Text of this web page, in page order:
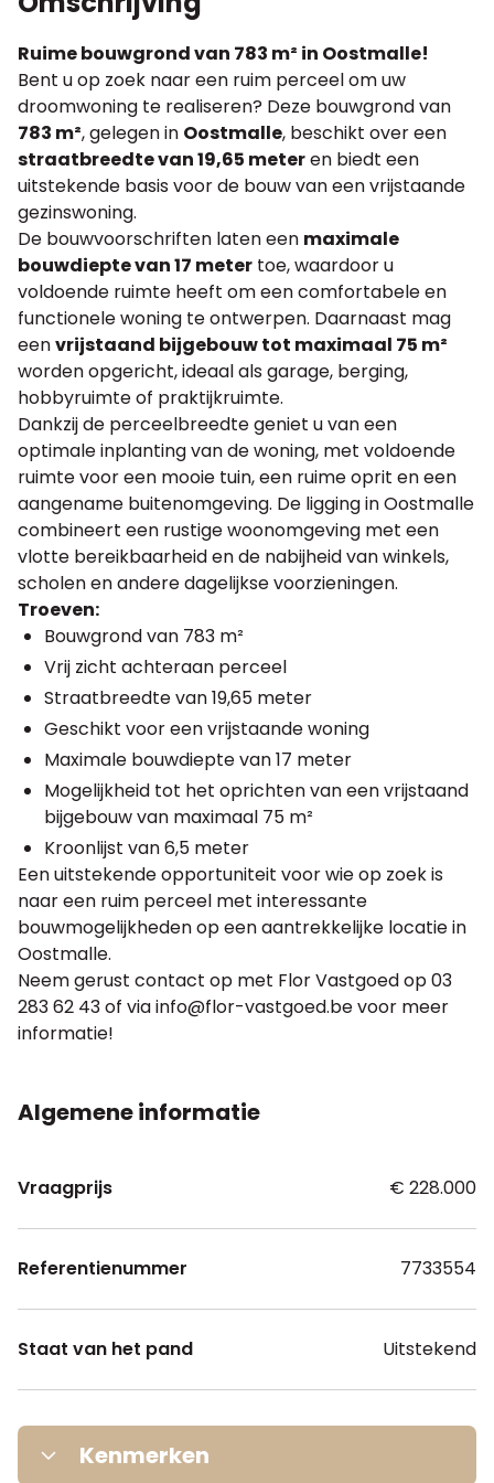
Ruime bouwgrond van 783 m² in Oostmalle!
Bent u op zoek naar een ruim perceel om uw
droomwoning te realiseren? Deze bouwgrond van
783 m², gelegen in Oostmalle, beschikt over een
straatbreedte van 19,65 meteren biedt een
uitstekende basis voor de bouw van een vrijstaande
gezinswoning.
De bouwvoorschriften laten een maximale
bouwdiepte van 17 meter toe, waardoor u
voldoende ruimte heeft om een comfortabele en
functionele woning te ontwerpen. Daarnaast mag
eenvrijstaand bijgebouw tot maximaal 75 m²
worden opgericht, ideaal als garage, berging,
hobbyruimte of praktijkruimte.
Dankzij de perceelbreedte geniet u van een
optimale inplanting van de woning, met voldoende
ruimte voor een mooie tuin, een ruime oprit en een
aangename buitenomgeving. De ligging in Oostmalle
combineert een rustige woonomgeving met een
vlotte bereikbaarheid en de nabijheid van winkels,
scholen en andere dagelijkse voorzieningen.
Troeven:
Bouwgrond van 783 m²
Vrij zicht achteraan perceel
Straatbreedte van 19,65 meter
Geschikt voor een vrijstaande woning
Maximale bouwdiepte van 17 meter
Mogelijkheid tot het oprichten van een vrijstaand
bijgebouw van maximaal 75 m²
Kroonlijst van 6,5 meter
Een uitstekende opportuniteit voor wie op zoek is
naar een ruim perceel met interessante
bouwmogelijkheden op een aantrekkelijke locatie in
Oostmalle.
Neem gerust contact op met Flor Vastgoed op 03
283 62 43 of via info@flor-vastgoed.be voor meer
informatie!
Algemene informatie
Vraagprijs € 228.000
Referentienummer 7733554
Staat van het pand Uitstekend
Kenmerken